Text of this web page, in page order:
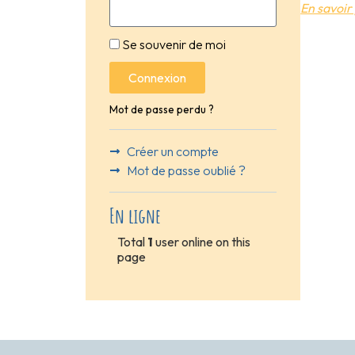
Se souvenir de moi
Connexion
Mot de passe perdu ?
Créer un compte
Mot de passe oublié ?
En ligne
Total 1 user online on this
page
En savoir